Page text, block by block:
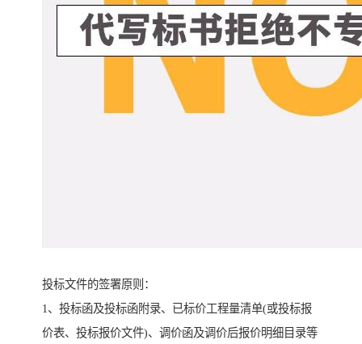
投标文件的签署原则：
1、投标函及投标函附录、已标价工程量清单(或投标报
价表、投标报价文件)、调价函及调价后报价明细目录等